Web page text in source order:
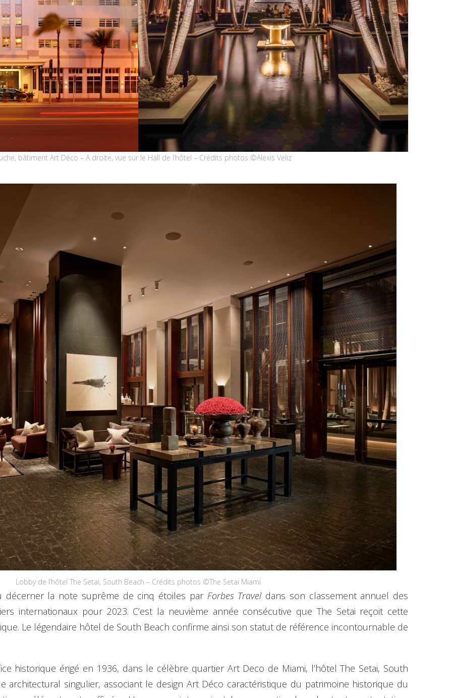
bâtiment Art Déco – A droite, vue sur le Hall de l’hôtel – Crédits photos ©Alexis Veliz
Lobby de l’hôtel The Setai, South Beach – Crédits photos ©The Setai Miami
décerner la note suprême de cinq étoiles par Forbes Traveldans son classement annuel des
internationaux pour 2023. C’est la neuvième année consécutive que The Setai reçoit cette
Le légendaire hôtel de South Beach confirme ainsi son statut de référence incontournable de
historique érigé en 1936, dans le célèbre quartier Art Deco de Miami, l’hôtel The Setai, South
architectural singulier, associant le design Art Déco caractéristique du patrimoine historique du